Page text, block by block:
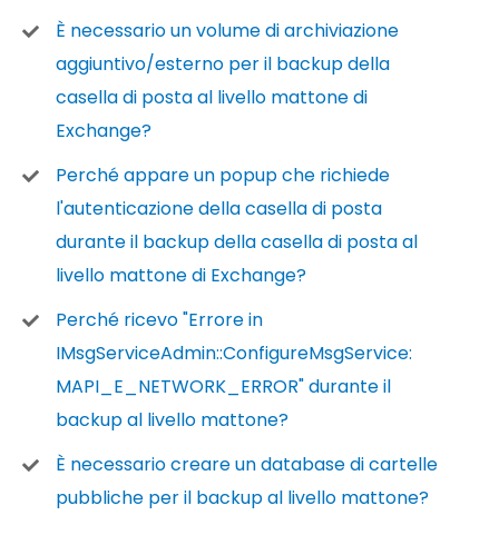
È necessario un volume di archiviazione
aggiuntivo/esterno per il backup della
casella di posta al livello mattone di
Exchange?
Perché appare un popup che richiede
l'autenticazione della casella di posta
durante il backup della casella di posta al
livello mattone di Exchange?
Perché ricevo "Errore in
IMsgServiceAdmin::ConfigureMsgService:
MAPI_E_NETWORK_ERROR" durante il
backup al livello mattone?
È necessario creare un database di cartelle
pubbliche per il backup al livello mattone?